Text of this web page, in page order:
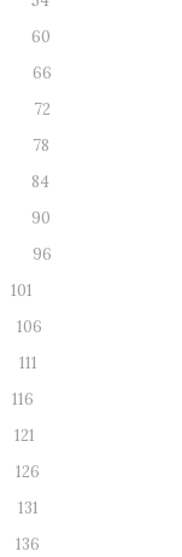
60
66
72
78
84
90
96
101
106
111
116
121
126
131
136